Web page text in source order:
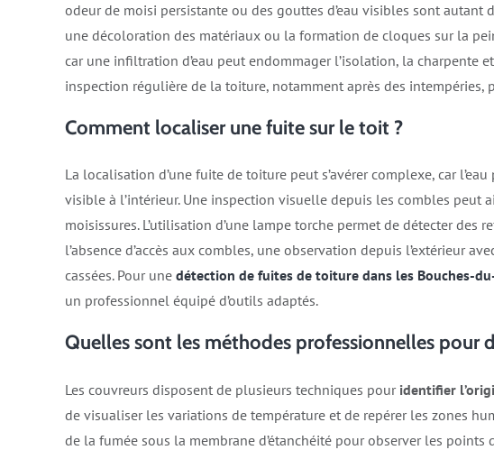
odeur de moisi persistante ou des gouttes d’eau visibles sont autant
une décoloration des matériaux ou la formation de cloques sur la
car une infiltration d’eau peut endommager l’isolation, la charpente et
inspection régulière de la toiture, notamment après des
Comment localiser une fuite sur le toit ?
La localisation d’une fuite de toiture peut s’avérer complexe, car
visible à l’intérieur. Une inspection visuelle depuis les combles peut
moisissures. L’utilisation d’une lampe torche permet de détecter des
l’absence d’accès aux combles, une observation depuis l’extérieur
cassées. Pour une détection de fuites de toiture dans les Bouches-
un professionnel équipé d’outils adaptés.​
Quelles sont les méthodes professionnelles pour
Les couvreurs disposent de plusieurs techniques pour identifier
de visualiser les variations de température et de repérer les zones
de la fumée sous la membrane d’étanchéité pour observer les points